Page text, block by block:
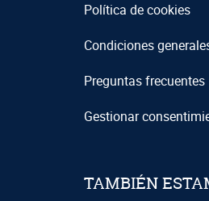
Política de cookies
Condiciones
Preguntas frecuentes
Gestionar
TAMBIÉN